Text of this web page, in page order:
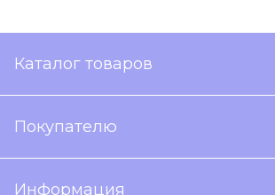
Каталог товаров
Покупателю
Информация